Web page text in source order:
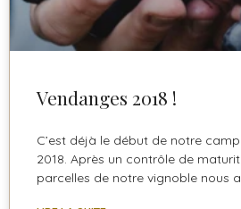
Vendanges 2018 !
C’est déjà le début de notre
2018. Après un contrôle de
parcelles de notre vignoble nous